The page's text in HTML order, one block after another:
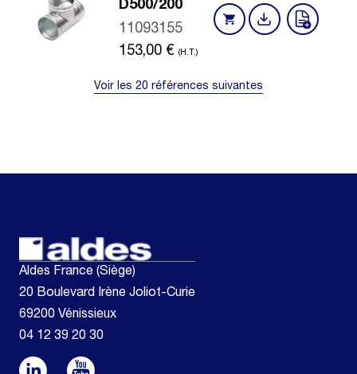
D500/200
11093155
153,00 € (H.T.)
Voir les 20 références suivantes
Aldes France (Siège)
20 Boulevard Irène Joliot-Curie
69200 Vénissieux
04 12 39 20 30